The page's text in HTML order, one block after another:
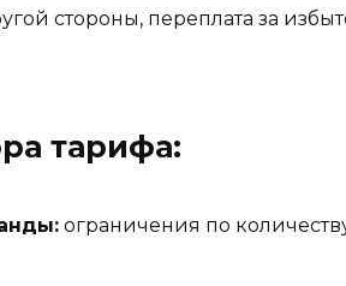
стороны, переплата за
тарифа:
ограничения по